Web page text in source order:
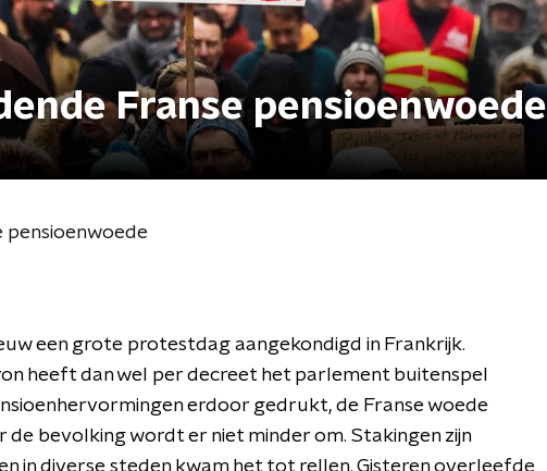
Franse pensioenwoede
pensioenwoede
een grote protestdag aangekondigd in Frankrijk.
heeft dan wel per decreet het parlement buitenspel
erdoor gedrukt, de Franse woede
de bevolking wordt er niet minder om. Stakingen zijn
in diverse steden kwam het tot rellen. Gisteren overleefde